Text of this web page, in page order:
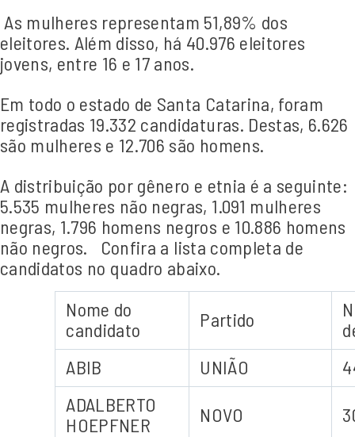
As mulheres representam 51,89% dos
eleitores. Além disso, há 40.976 eleitores
jovens, entre 16 e 17 anos.
Em todo o estado de Santa Catarina, foram
registradas 19.332 candidaturas. Destas, 6.626
são mulheres e 12.706 são homens.
A distribuição por gênero e etnia é a seguinte:
5.535 mulheres não negras, 1.091 mulheres
negras, 1.796 homens negros e 10.886 homens
não negros.
Confira a lista completa de
candidatos no quadro abaixo.
Nome do
candidato
Partido
ABIB
UNIÃO
ADALBERTO
HOEPFNER
NOVO